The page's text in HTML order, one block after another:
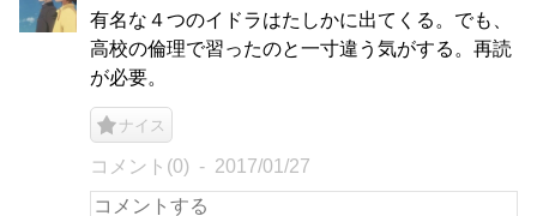
有名な４つのイドラはたしかに出てくる。でも、
高校の倫理で習ったのと一寸違う気がする。再読
が必要。
ナイス
コメント(0) 2017/01/27